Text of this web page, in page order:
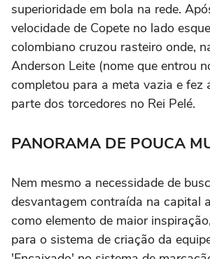
superioridade em bola na rede.
velocidade de Copete no lado
colombiano cruzou rasteiro onde,
Anderson Leite (nome que entrou
completou para a meta vazia e fez
parte dos torcedores no Rei Pelé.
PANORAMA DE POUCA
Nem mesmo a necessidade de
desvantagem contraída na capital
como elemento de maior
para o sistema de criação da